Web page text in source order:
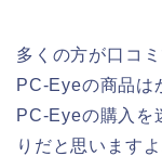
多くの方が口コ
PC-Eyeの商品は
PC-Eyeの購入を
りだと思いますよ